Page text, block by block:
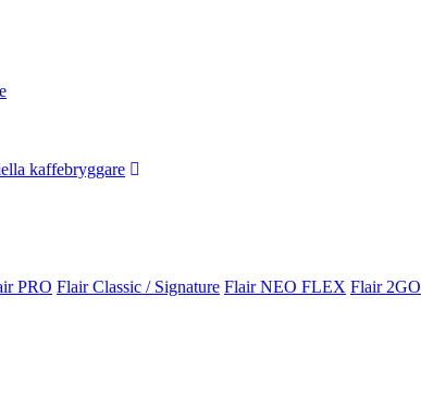
kaffebryggare
PRO Flair Classic / Signature Flair NEO FLEX Flair 2GO